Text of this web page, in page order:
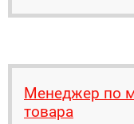
Менеджер по
товара